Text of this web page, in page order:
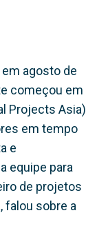
agosto de
começou em
Projects Asia)
em tempo
e
equipe para
de projetos
falou sobre a